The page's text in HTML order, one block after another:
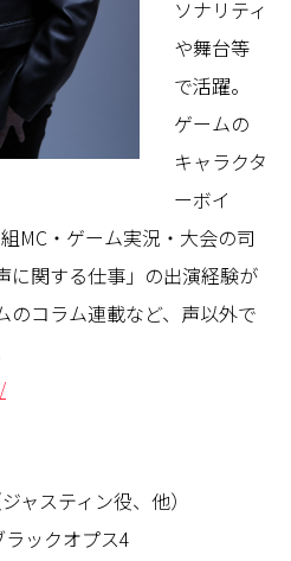
ソナリティ
や舞台等
で活躍。
ゲームの
キャラクタ
ーボイ
MC・ゲーム実況・大会の司
に関する仕事」の出演経験が
のコラム連載など、声以外で
ャスティン役、他）
ックオプス4